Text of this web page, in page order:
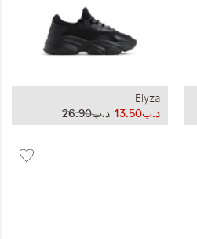
Elyza
د.ب26.90
د.ب13.50